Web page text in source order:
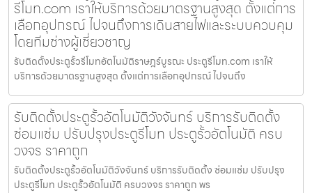
รีโมท.com เราให้บริการด้วยมาตรฐานสูงสุด ตั้งแต่การ
เลือกอุปกรณ์ ไปจนถึงการเดินสายไฟและระบบควบคุม
โดยทีมช่างผู้เชี่ยวชาญ
รับติดตั้งประตูรั้วรีโมทอัตโนมัติราษฎร์บูรณะ ประตูรีโมท.com เราให้
บริการด้วยมาตรฐานสูงสุด ตั้งแต่การเลือกอุปกรณ์ ไปจนถึง
รับติดตั้งประตูรั้วอัตโนมัติวังจันทร์ บริการรับติดตั้ง
ซ่อมแซ่ม ปรับปรุงประตูรีโมท ประตูรั้วอัตโนมัติ ครบ
วงจร ราคาถูก
รับติดตั้งประตูรั้วอัตโนมัติวังจันทร์ บริการรับติดตั้ง ซ่อมแซ่ม ปรับปรุง
ประตูรีโมท ประตูรั้วอัตโนมัติ ครบวงจร ราคาถูก พร